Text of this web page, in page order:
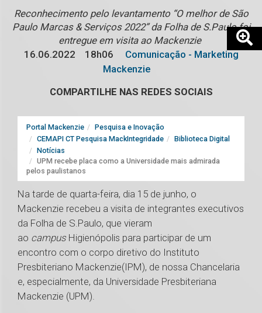
Reconhecimento pelo levantamento “O melhor de São
Paulo Marcas & Serviços 2022” da Folha de S.Paulo foi
entregue em visita ao Mackenzie
16.06.2022
18h06
Comunicação - Marketing
Mackenzie
COMPARTILHE NAS REDES SOCIAIS
Portal Mackenzie
Pesquisa e Inovação
CEMAPI CT Pesquisa MackIntegridade
Biblioteca Digital
Notícias
UPM recebe placa como a Universidade mais admirada
pelos paulistanos
Na tarde de quarta-feira, dia 15 de junho, o
Mackenzie recebeu a visita de integrantes executivos
da Folha de S.Paulo, que vieram
ao campus Higienópolis para participar de um
encontro com o corpo diretivo do Instituto
Presbiteriano Mackenzie(IPM), de nossa Chancelaria
e, especialmente, da Universidade Presbiteriana
Mackenzie (UPM).